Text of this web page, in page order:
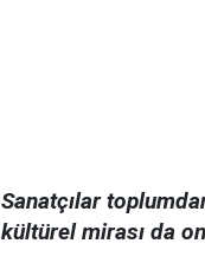
Sanatçılar
kültürel mirası da